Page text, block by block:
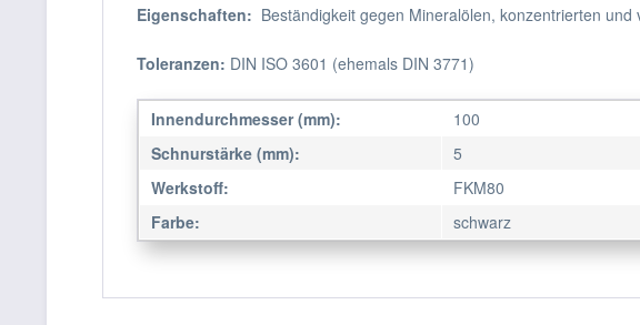
Eigenschaften: Beständigkeit gegen Mineralölen, konzentrierten
Toleranzen: DIN ISO 3601 (ehemals DIN 3771)
Innendurchmesser (mm):
100
Schnurstärke (mm):
5
Werkstoff:
FKM80
Farbe:
schwarz